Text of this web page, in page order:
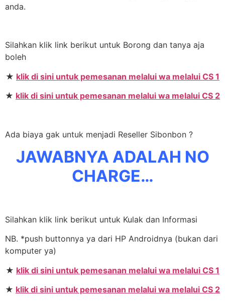
anda.
Silahkan klik link berikut untuk Borong dan tanya aja
boleh
★ klik di sini untuk pemesanan melalui wa melalui CS 1
★ klik di sini untuk pemesanan melalui wa melalui CS 2
Ada biaya gak untuk menjadi Reseller Sibonbon ?
JAWABNYA ADALAH NO
CHARGE…
Silahkan klik link berikut untuk Kulak dan Informasi
NB. *push buttonnya ya dari HP Androidnya (bukan dari
komputer ya)
★ klik di sini untuk pemesanan melalui wa melalui CS 1
★ klik di sini untuk pemesanan melalui wa melalui CS 2